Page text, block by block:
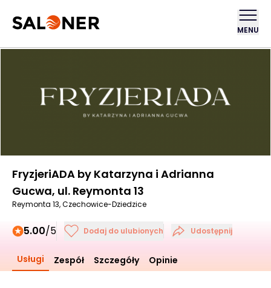
MENU
FryzjeriADA by Katarzyna i Adrianna
Gucwa, ul. Reymonta 13
Reymonta 13, Czechowice-Dziedzice
5.00/5 Dodaj do ulubionych Udostępnij
Usługi Zespół Szczegóły Opinie